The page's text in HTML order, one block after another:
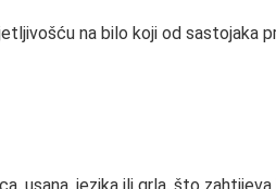
na bilo koji od sastojaka